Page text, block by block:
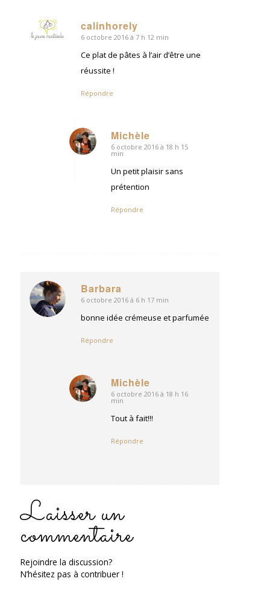
calinhorely
dit
6 octobre 2016 à 7 h 12 min
Ce plat de pâtes à l’air d’être une
réussite !
Répondre
Michèle
dit
6 octobre 2016 à 18 h 15
min
Un petit plaisir sans
prétention
Répondre
Barbara
dit
:
6 octobre 2016 à 6 h 17 min
bonne idée crémeuse et parfumée
Répondre
Michèle
dit
6 octobre 2016 à 18 h 16
min
Tout à fait!!!
Répondre
Laisser un
commentaire
Rejoindre la discussion?
N’hésitez pas à contribuer !